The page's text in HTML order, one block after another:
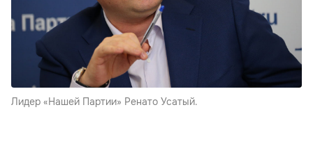
Лидер «Нашей Партии» Ренато Усатый.